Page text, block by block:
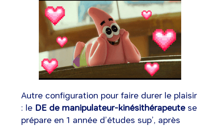
Autre configuration pour faire durer le plaisir
: le DE de manipulateur-kinésithérapeute se
prépare en 1 année d’études sup’, après